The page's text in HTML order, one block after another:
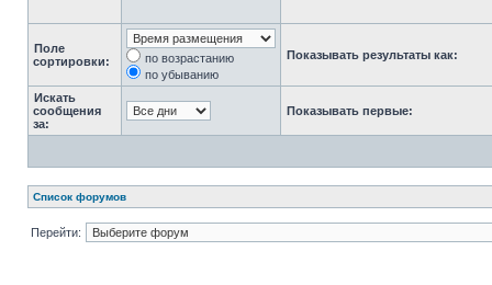
Поле
сортировки:
по возрастанию
по убыванию
Показывать результаты как:
Искать
сообщения
за:
Показывать первые:
Список форумов
Перейти: